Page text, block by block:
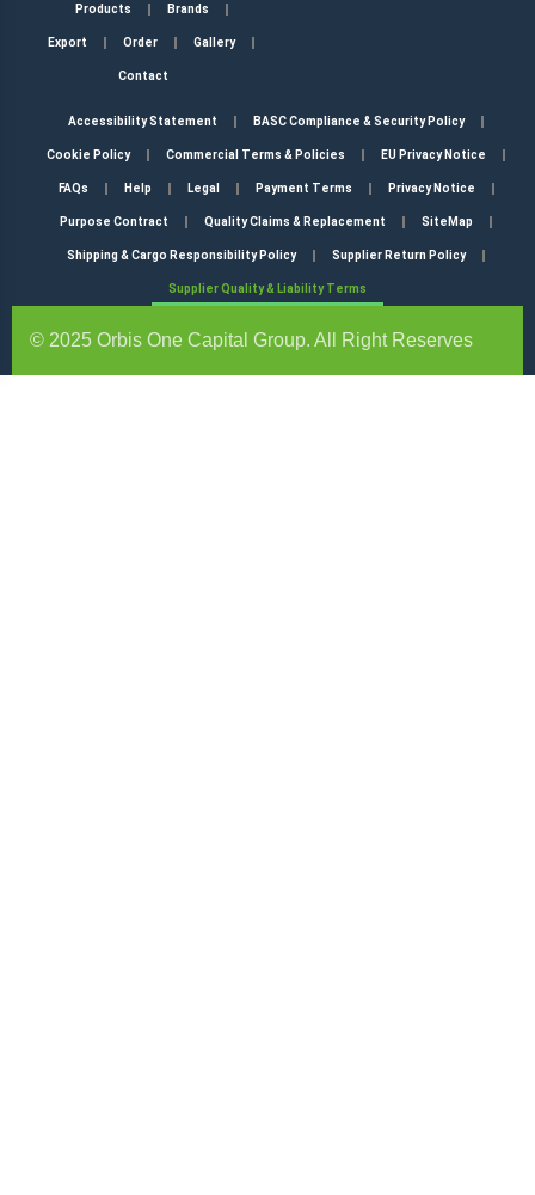
Products Brands
Export Order Gallery
Contact
Accessibility Statement BASC Compliance & Security Policy
Cookie Policy Commercial Terms & Policies EU Privacy Notice
FAQs Help Legal Payment Terms Privacy Notice
Purpose Contract Quality Claims & Replacement SiteMap
Shipping & Cargo Responsibility Policy Supplier Return Policy
Supplier Quality & Liability Terms
© 2025 Orbis One Capital Group. All Right Reserves